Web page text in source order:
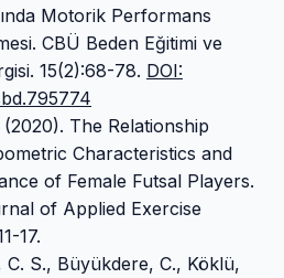
Motorik Performans
CBÜ Beden Eğitimi ve
15(2):68-78. DOI:
The Relationship
Characteristics and
of Female Futsal Players.
of Applied Exercise
17.
S., Büyükdere, C., Köklü,